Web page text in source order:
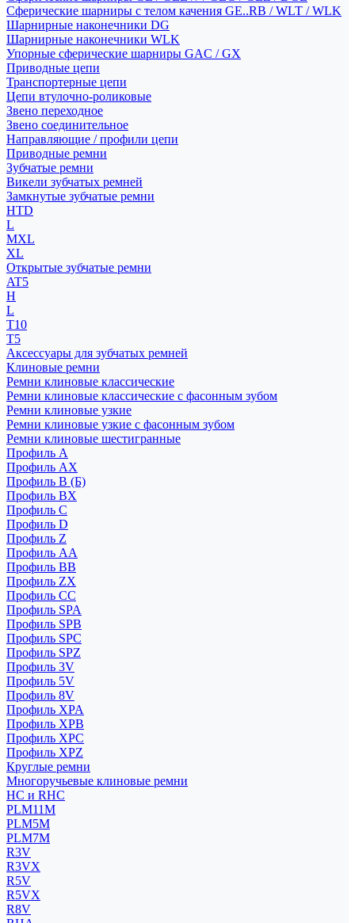
Сферические шарниры с телом качения GE..RB / WLT / WLK
Шарнирные наконечники DG
Шарнирные наконечники WLK
Упорные сферические шарниры GAC / GX
Приводные цепи
Транспортерные цепи
Цепи втулочно-роликовые
Звено переходное
Звено соединительное
Направляющие / профили цепи
Приводные ремни
Зубчатые ремни
Викели зубчатых ремней
Замкнутые зубчатые ремни
HTD
L
MXL
XL
Открытые зубчатые ремни
AT5
H
L
T10
T5
Аксессуары для зубчатых ремней
Клиновые ремни
Ремни клиновые классические
Ремни клиновые классические с фасонным зубом
Ремни клиновые узкие
Ремни клиновые узкие с фасонным зубом
Ремни клиновые шестигранные
Профиль A
Профиль AX
Профиль B (Б)
Профиль BX
Профиль C
Профиль D
Профиль Z
Профиль АА
Профиль BB
Профиль ZX
Профиль CC
Профиль SPA
Профиль SPB
Профиль SPC
Профиль SPZ
Профиль 3V
Профиль 5V
Профиль 8V
Профиль XPA
Профиль XPB
Профиль XPC
Профиль XPZ
Круглые ремни
Многоручьевые клиновые ремни
HC и RHC
PLM11M
PLM5M
PLM7M
R3V
R3VX
R5V
R5VX
R8V